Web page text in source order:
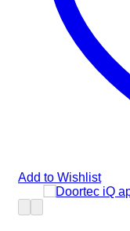
Add to Wishlist